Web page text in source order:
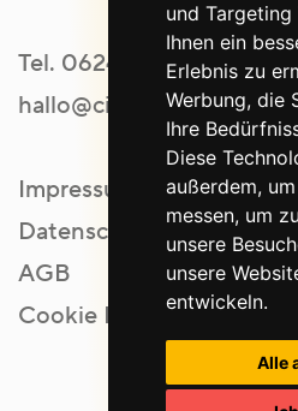
und Targeting
Ihnen ein
Erlebnis zu
Werbung, die
Ihre
Diese
außerdem,
messen, um
unsere
unsere
entwickeln.
Alle
Tel. 06244 20554
hallo@ci-
Impressum
Datenschutz
AGB
Cookie Einstellungen